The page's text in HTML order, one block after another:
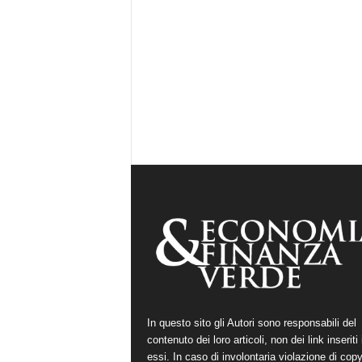
In questo sito gli Autori sono responsabili del
contenuto dei loro articoli, non dei link inseriti
essi. In caso di involontaria violazione di